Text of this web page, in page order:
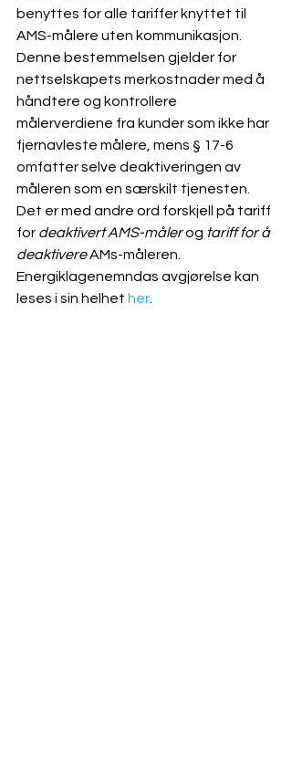
benyttes for alle tariffer knyttet til
AMS-målere uten kommunikasjon.
Denne bestemmelsen gjelder for
nettselskapets merkostnader med å
håndtere og kontrollere
målerverdiene fra kunder som ikke har
fjernavleste målere, mens § 17-6
omfatter selve deaktiveringen av
måleren som en særskilt tjenesten.
Det er med andre ord forskjell på tariff
for deaktivert AMS-måler og tariff for å
deaktivere AMs-måleren.
Energiklagenemndas avgjørelse kan
leses i sin helhet her